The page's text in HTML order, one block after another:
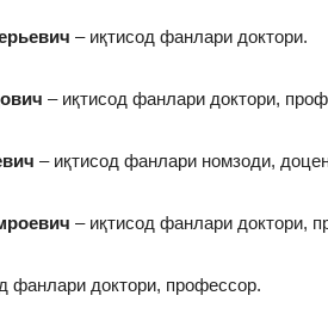
– иқтисод фанлари доктори.
– иқтисод фанлари доктори,
– иқтисод фанлари номзоди,
– иқтисод фанлари доктори,
фанлари доктори, профессор.